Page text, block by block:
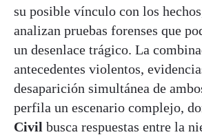
su posible vínculo con los
analizan pruebas forenses que
un desenlace trágico. La
antecedentes violentos,
desaparición simultánea de
perfila un escenario complejo,
Civil busca respuestas entre la